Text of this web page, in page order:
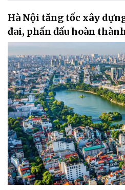
Hà Nội tăng tốc xây
đai, phấn đấu hoàn